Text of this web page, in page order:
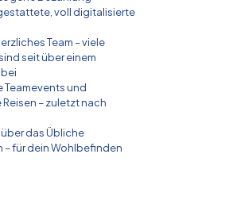
voll digitalisierte
Team – viele
seit über einem
Teamevents und
– zuletzt nach
das Übliche
– für dein Wohlbefinden